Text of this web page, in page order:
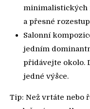
minimalistických
a přesné
Salonní
jedním
přidávejte okolo.
jedné výšce.
Tip: Než vrtáte nebo